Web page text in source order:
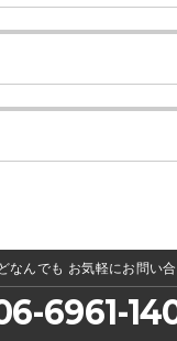
なんでも お気軽にお問い
6961-